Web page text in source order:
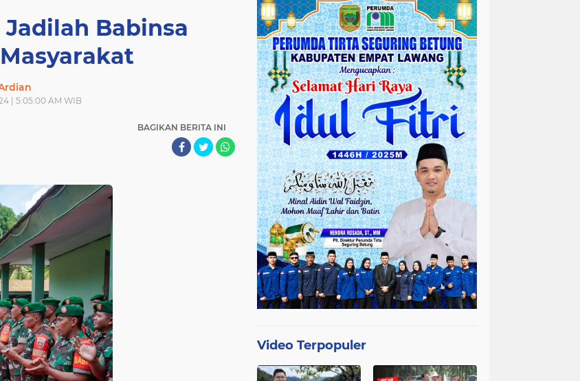
Jadilah Babinsa
| 5:05:00 AM WIB
BAGIKAN BERITA INI
Video Terpopuler